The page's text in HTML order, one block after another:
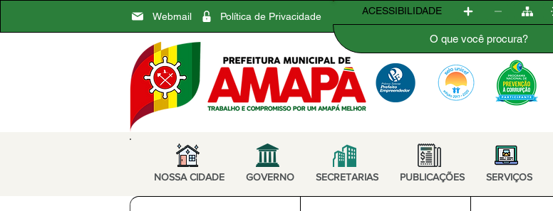
Webmail Política de Privacidade ACESSIBILIDADE
NOSSA CIDADE GOVERNO SECRETARIAS PUBLICAÇÕES SERVIÇOS